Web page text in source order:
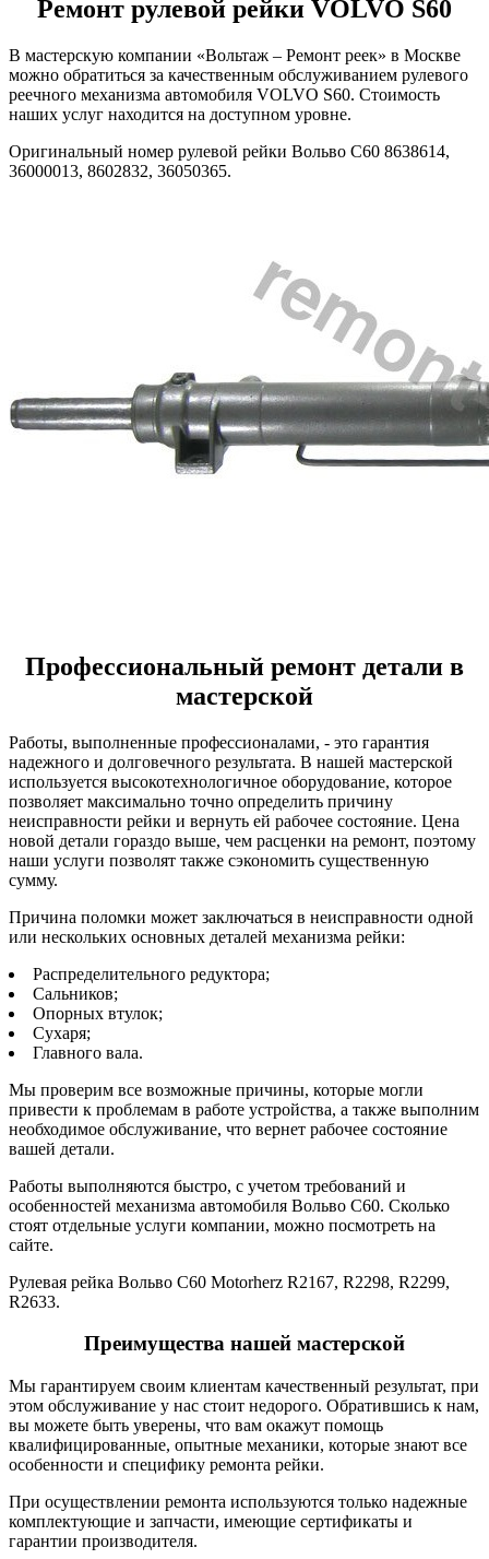
Ремонт рулевой рейки VOLVO S60
В мастерскую компании «Вольтаж – Ремонт реек» в Москве
можно обратиться за качественным обслуживанием рулевого
реечного механизма автомобиля VOLVO S60. Стоимость
наших услуг находится на доступном уровне.
Оригинальный номер рулевой рейки Вольво С60 8638614,
36000013, 8602832, 36050365.
Профессиональный ремонт детали в
мастерской
Работы, выполненные профессионалами, - это гарантия
надежного и долговечного результата. В нашей мастерской
используется высокотехнологичное оборудование, которое
позволяет максимально точно определить причину
неисправности рейки и вернуть ей рабочее состояние. Цена
новой детали гораздо выше, чем расценки на ремонт, поэтому
наши услуги позволят также сэкономить существенную
сумму.
Причина поломки может заключаться в неисправности одной
или нескольких основных деталей механизма рейки:
Распределительного редуктора;
Сальников;
Опорных втулок;
Сухаря;
Главного вала.
Мы проверим все возможные причины, которые могли
привести к проблемам в работе устройства, а также выполним
необходимое обслуживание, что вернет рабочее состояние
вашей детали.
Работы выполняются быстро, с учетом требований и
особенностей механизма автомобиля Вольво С60. Сколько
стоят отдельные услуги компании, можно посмотреть на
сайте.
Рулевая рейка Вольво С60 Motorherz R2167, R2298, R2299,
R2633.
Преимущества нашей мастерской
Мы гарантируем своим клиентам качественный результат, при
этом обслуживание у нас стоит недорого. Обратившись к нам,
вы можете быть уверены, что вам окажут помощь
квалифицированные, опытные механики, которые знают все
особенности и специфику ремонта рейки.
При осуществлении ремонта используются только надежные
комплектующие и запчасти, имеющие сертификаты и
гарантии производителя.